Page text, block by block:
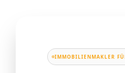
IMMOBILIENMAKLER